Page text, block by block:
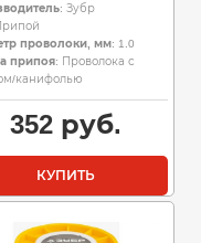
: Зубр
проволоки, мм: 1.0
припоя: Проволока с
канифолью
352 руб.
КУПИТЬ